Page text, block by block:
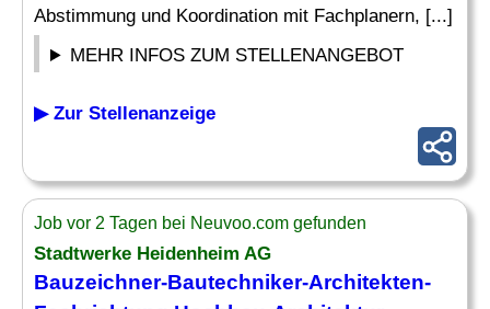
Abstimmung und Koordination mit Fachplanern, [...]
MEHR INFOS ZUM STELLENANGEBOT
▶ Zur Stellenanzeige
Job vor 2 Tagen bei Neuvoo.com gefunden
Stadtwerke Heidenheim AG
Bauzeichner-Bautechniker-Architekten-